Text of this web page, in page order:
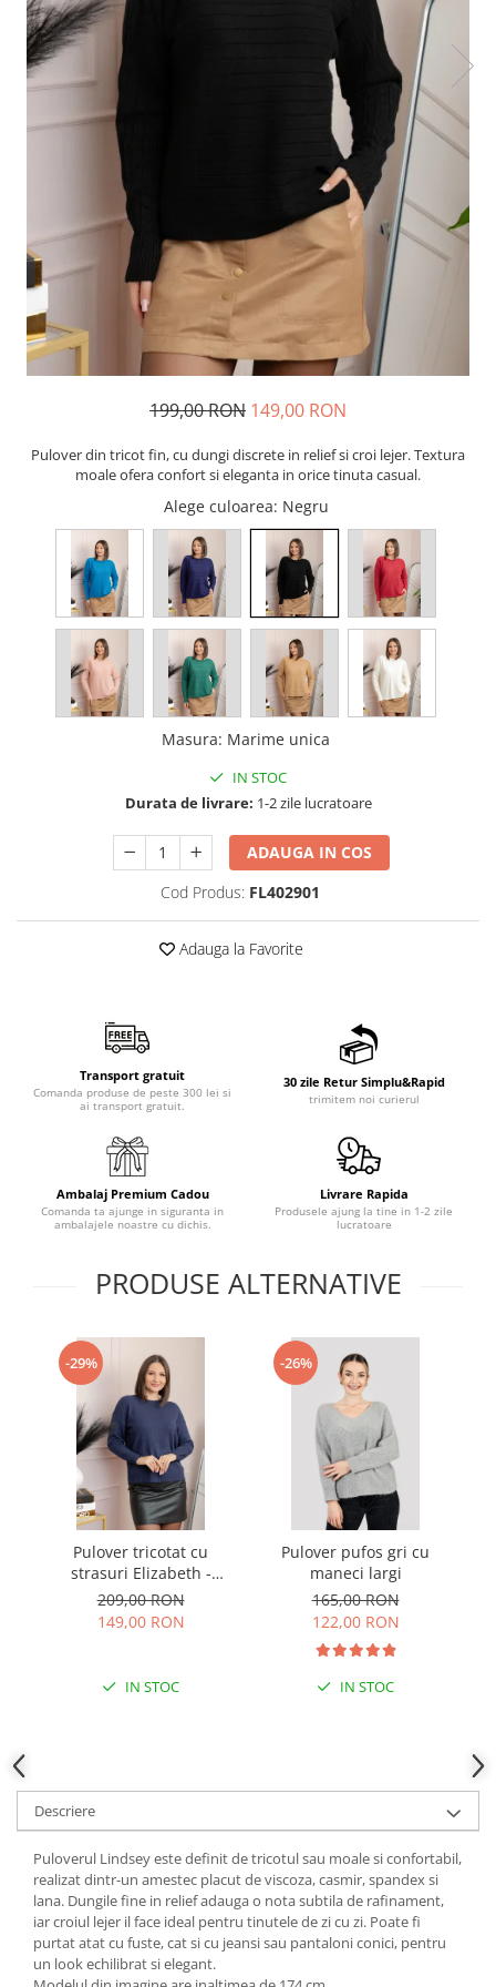
199,00 RON 149,00 RON
Pulover din tricot fin, cu dungi discrete in relief si croi lejer. Textura
moale ofera confort si eleganta in orice tinuta casual.
Alege culoarea: Negru
Masura: Marime unica
IN STOC
Durata de livrare: 1-2 zile lucratoare
ADAUGA IN COS
Cod Produs: FL402901
Adauga la Favorite
Transport gratuit
Comanda produse de peste 300 lei si
ai transport gratuit.
30 zile Retur Simplu&Rapid
trimitem noi curierul
Ambalaj Premium Cadou
Comanda ta ajunge in siguranta in
ambalajele noastre cu dichis.
Livrare Rapida
Produsele ajung la tine in 1-2 zile
lucratoare
PRODUSE ALTERNATIVE
-29%
Pulover tricotat cu
strasuri Elizabeth -
Bleumarin
209,00 RON
149,00 RON
IN STOC
-26%
Pulover pufos gri cu
maneci largi
165,00 RON
122,00 RON
IN STOC
Descriere
Puloverul Lindsey este definit de tricotul sau moale si confortabil,
realizat dintr-un amestec placut de viscoza, casmir, spandex si
lana. Dungile fine in relief adauga o nota subtila de rafinament,
iar croiul lejer il face ideal pentru tinutele de zi cu zi. Poate fi
purtat atat cu fuste, cat si cu jeansi sau pantaloni conici, pentru
un look echilibrat si elegant.